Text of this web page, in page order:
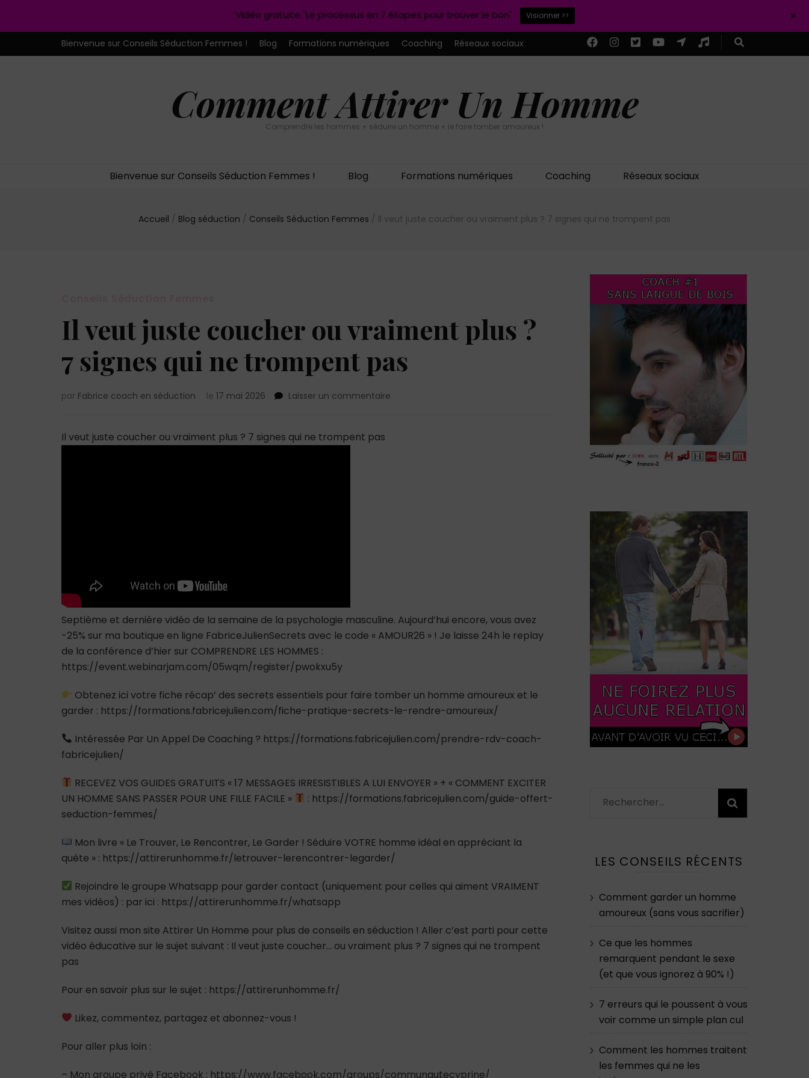
Bienvenue sur Conseils Séduction Femmes ! Blog Formations numériques Coaching Réseaux sociaux
Comment Attirer Un Homme
Comprendre les hommes + séduire un homme + le faire tomber amoureux !
Bienvenue sur Conseils Séduction Femmes ! Blog Formations numériques Coaching Réseaux sociaux
Accueil / Blog séduction / Conseils Séduction Femmes / Il veut juste coucher ou vraiment plus ? 7 signes qui ne trompent pas
Il veut juste coucher ou vraiment plus ?
7 signes qui ne trompent pas
par Fabrice coach en séduction le 17 mai 2026 Laisser un commentaire
Il veut juste coucher ou vraiment plus ? 7 signes qui ne trompent pas
Septième et dernière vidéo de la semaine de la psychologie masculine. Aujourd’hui encore, vous avez
-25% sur ma boutique en ligne FabriceJulienSecrets avec le code « AMOUR26 » ! Je laisse 24h le replay
de la conférence d’hier sur COMPRENDRE LES HOMMES :
https://event.webinarjam.com/05wqm/register/pwokxu5y
Obtenez ici votre fiche récap’ des secrets essentiels pour faire tomber un homme amoureux et le
garder : https://formations.fabricejulien.com/fiche-pratique-secrets-le-rendre-amoureux/
Intéressée Par Un Appel De Coaching ? https://formations.fabricejulien.com/prendre-rdv-coach-
fabricejulien/
RECEVEZ VOS GUIDES GRATUITS « 17 MESSAGES IRRESISTIBLES A LUI ENVOYER » + « COMMENT EXCITER
UN HOMME SANS PASSER POUR UNE FILLE FACILE »
: https://formations.fabricejulien.com/guide-offert-
seduction-femmes/
Mon livre « Le Trouver, Le Rencontrer, Le Garder ! Séduire VOTRE homme idéal en appréciant la
quête » : https://attirerunhomme.fr/letrouver-lerencontrer-legarder/
Rejoindre le groupe Whatsapp pour garder contact (uniquement pour celles qui aiment VRAIMENT
mes vidéos) : par ici : https://attirerunhomme.fr/whatsapp
Visitez aussi mon site Attirer Un Homme pour plus de conseils en séduction ! Aller c’est parti pour cette
vidéo éducative sur le sujet suivant : Il veut juste coucher… ou vraiment plus ? 7 signes qui ne trompent
pas
Pour en savoir plus sur le sujet : https://attirerunhomme.fr/
Likez, commentez, partagez et abonnez-vous !
Pour aller plus loin :
– Mon groupe privé Facebook : https://www.facebook.com/groups/communautecyprine/
Rechercher :
LES CONSEILS RÉCENTS
Comment garder un homme
amoureux (sans vous sacrifier)
Ce que les hommes
remarquent pendant le sexe
(et que vous ignorez à 90% !)
7 erreurs qui le poussent à vous
voir comme un simple plan cul
Comment les hommes traitent
les femmes qui ne les
Vidéo gratuite "Le processus en 7 étapes pour trouver le bon" Visionner >> +